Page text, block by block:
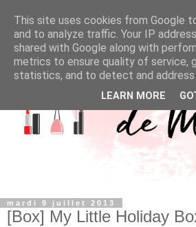
mardi 9 juillet 2013
[Box] My Little Holiday
This site uses cookies from Google
and to analyze traffic. Your IP
shared with Google along with
metrics to ensure quality of service,
statistics, and to detect and address
LEARN MORE